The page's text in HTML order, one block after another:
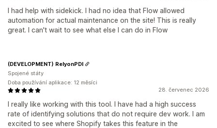
I had help with sidekick. I had no idea that Flow allowed
automation for actual maintenance on the site! This is really
great. I can't wait to see what else I can do in Flow
28. červenec 2026
I really like working with this tool. I have had a high success
rate of identifying solutions that do not require dev work. I am
excited to see where Shopify takes this feature in the
(DEVELOPMENT) RelyonPDI
Spojené státy
Doba používání aplikace: 12 měsíci